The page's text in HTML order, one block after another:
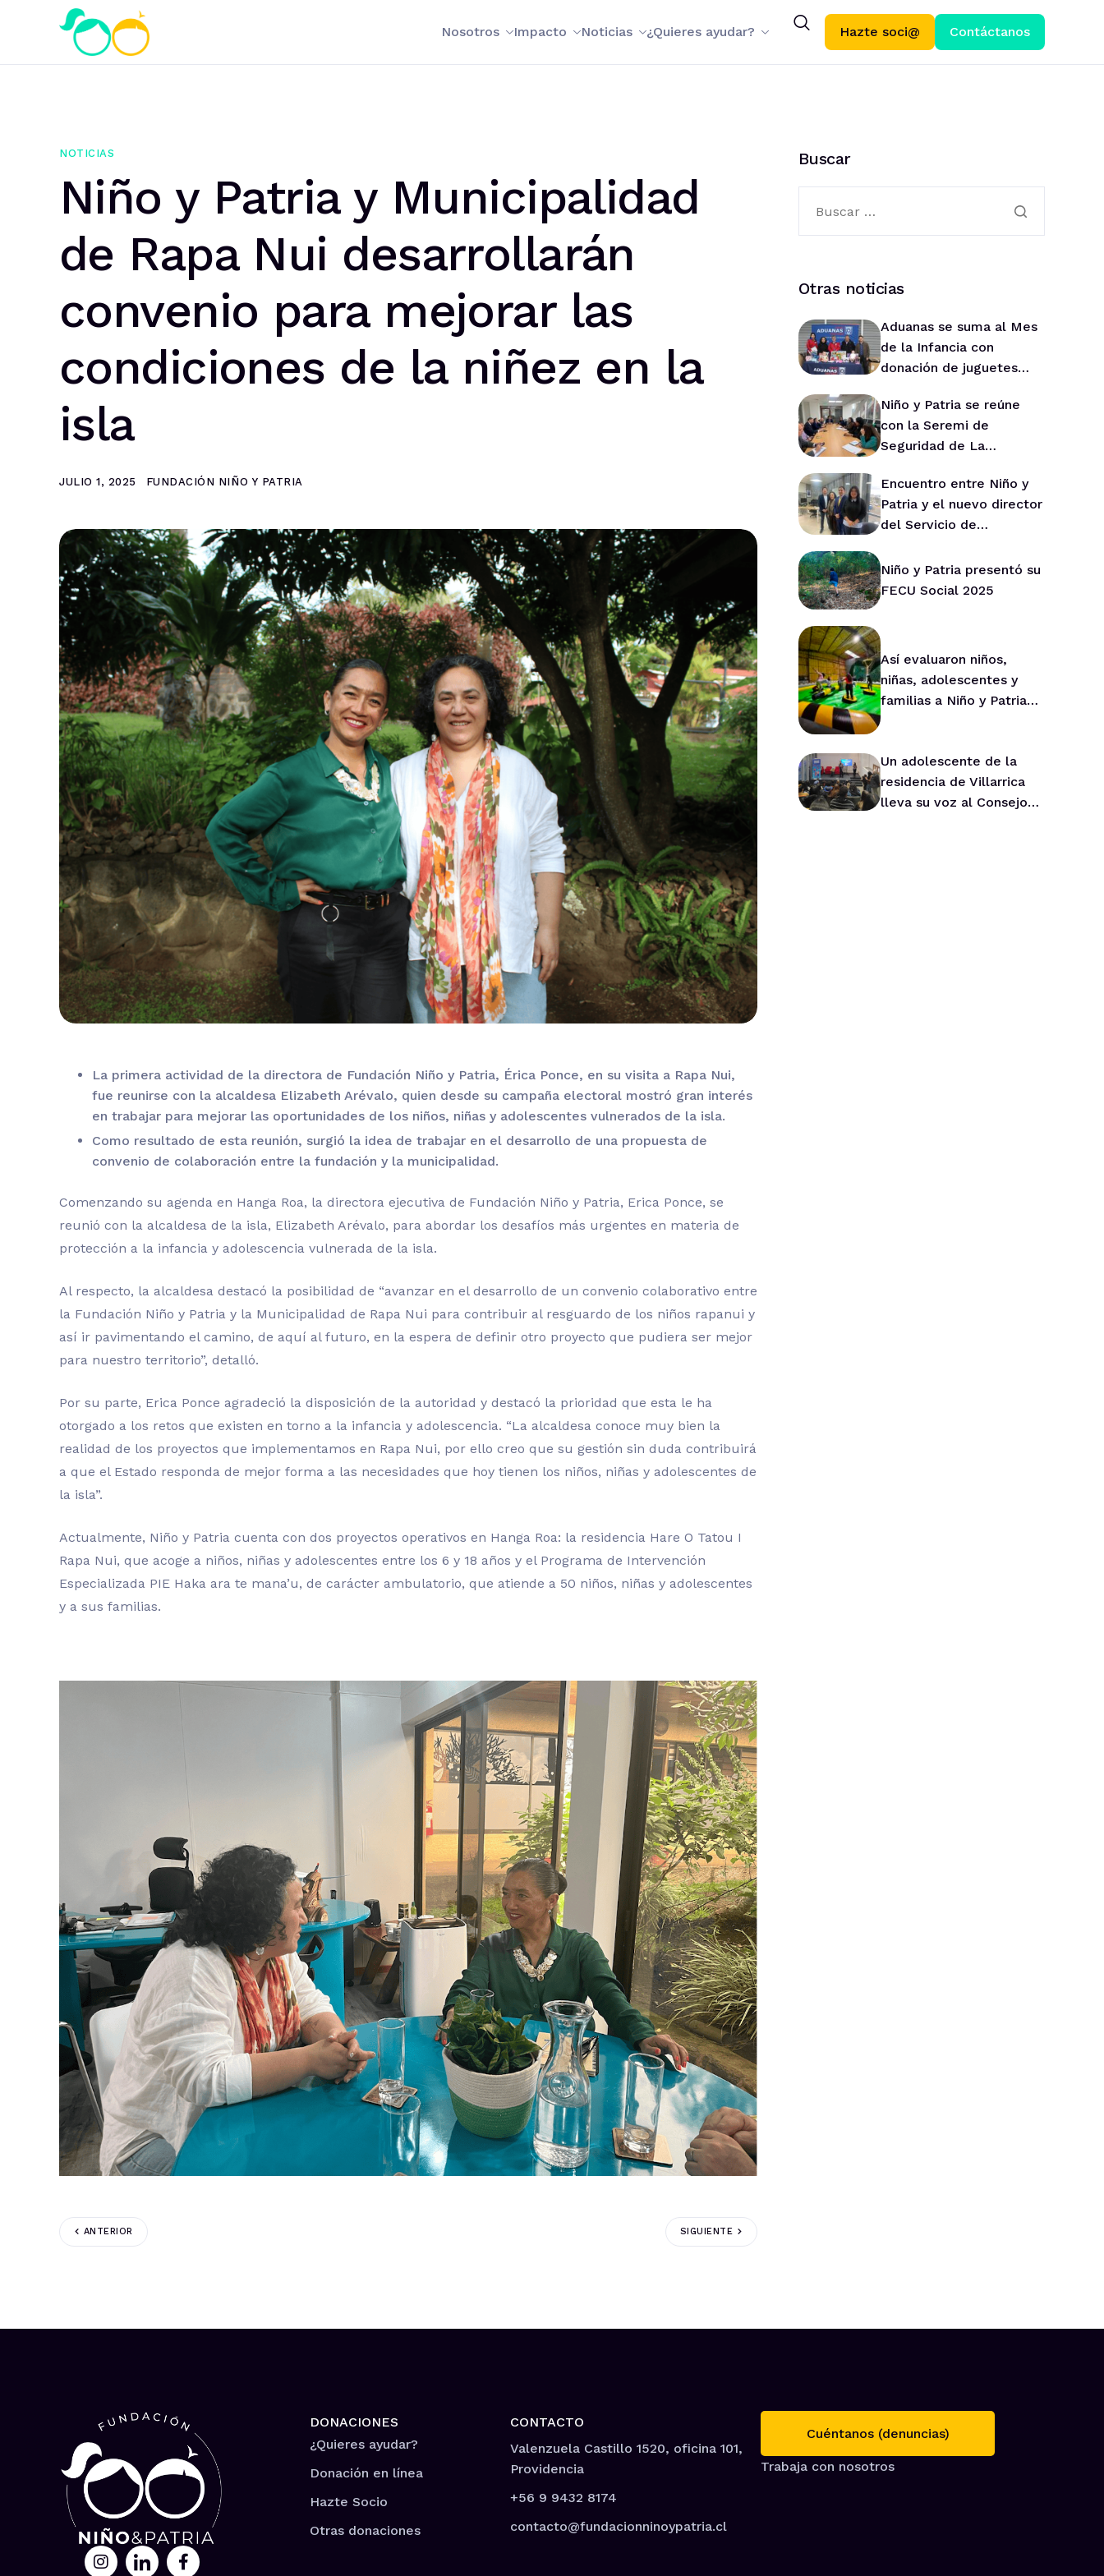
Nosotros Impacto Noticias ¿Quieres ayudar? Hazte soci@ Contáctanos
NOTICIAS
Niño y Patria y Municipalidad
de Rapa Nui desarrollarán
convenio para mejorar las
condiciones de la niñez en la
isla
JULIO 1, 2025 FUNDACIÓN NIÑO Y PATRIA
La primera actividad de la directora de Fundación Niño y Patria, Érica Ponce, en su visita a Rapa Nui,
fue reunirse con la alcaldesa Elizabeth Arévalo, quien desde su campaña electoral mostró gran interés
en trabajar para mejorar las oportunidades de los niños, niñas y adolescentes vulnerados de la isla.
Como resultado de esta reunión, surgió la idea de trabajar en el desarrollo de una propuesta de
convenio de colaboración entre la fundación y la municipalidad.
Comenzando su agenda en Hanga Roa, la directora ejecutiva de Fundación Niño y Patria, Erica Ponce, se
reunió con la alcaldesa de la isla, Elizabeth Arévalo, para abordar los desafíos más urgentes en materia de
protección a la infancia y adolescencia vulnerada de la isla.
Al respecto, la alcaldesa destacó la posibilidad de “avanzar en el desarrollo de un convenio colaborativo entre
la Fundación Niño y Patria y la Municipalidad de Rapa Nui para contribuir al resguardo de los niños rapanui y
así ir pavimentando el camino, de aquí al futuro, en la espera de definir otro proyecto que pudiera ser mejor
para nuestro territorio”, detalló.
Por su parte, Erica Ponce agradeció la disposición de la autoridad y destacó la prioridad que esta le ha
otorgado a los retos que existen en torno a la infancia y adolescencia. “La alcaldesa conoce muy bien la
realidad de los proyectos que implementamos en Rapa Nui, por ello creo que su gestión sin duda contribuirá
a que el Estado responda de mejor forma a las necesidades que hoy tienen los niños, niñas y adolescentes de
la isla”.
Actualmente, Niño y Patria cuenta con dos proyectos operativos en Hanga Roa: la residencia Hare O Tatou I
Rapa Nui, que acoge a niños, niñas y adolescentes entre los 6 y 18 años y el Programa de Intervención
Especializada PIE Haka ara te mana’u, de carácter ambulatorio, que atiende a 50 niños, niñas y adolescentes
y a sus familias.
ANTERIOR SIGUIENTE
Buscar
Otras noticias
Aduanas se suma al Mes
de la Infancia con
donación de juguetes
Niño y Patria se reúne
con la Seremi de
Seguridad de La
la prevención en la
región
Encuentro entre Niño y
Patria y el nuevo director
del Servicio de
Araucanía marca ruta de
trabajo conjunto
Niño y Patria presentó su
FECU Social 2025
Así evaluaron niños,
niñas, adolescentes y
familias a Niño y Patria
Un adolescente de la
residencia de Villarrica
lleva su voz al Consejo
DONACIONES
¿Quieres ayudar?
Donación en línea
Hazte Socio
Otras donaciones
CONTACTO
Valenzuela Castillo 1520, oficina 101,
Providencia
+56 9 9432 8174
contacto@fundacionninoypatria.cl
Cuéntanos (denuncias)
Trabaja con nosotros